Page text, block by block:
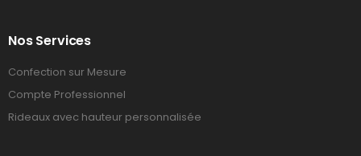
Nos Services
Confection sur Mesure
Compte Professionnel
Rideaux avec hauteur personnalisée